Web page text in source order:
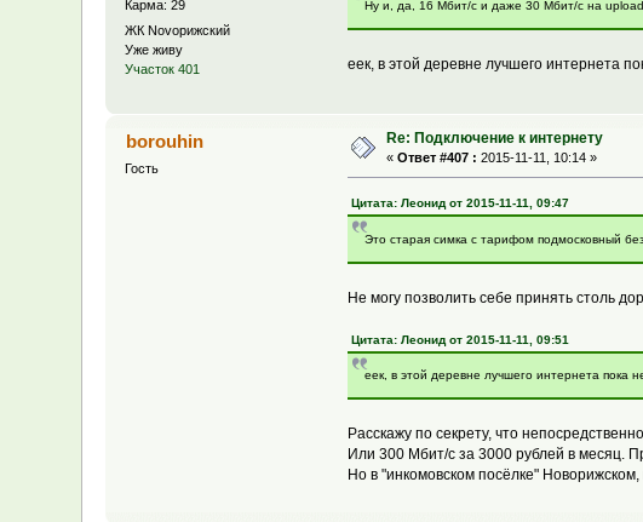
Карма: 29
ЖК Novoрижский
Уже живу
Участок 401
Ну и, да, 16 Мбит/с и даже 30 Мбит/с на
еек, в этой деревне лучшего интернета
borouhin
Гость
Re: Подключение к интернету
«Ответ #407 : 2015-11-11, 10:14 »
Цитата: Леонид от 2015-11-11, 09:47
Это старая симка с тарифом подмосковный
Не могу позволить себе принять столь
Цитата: Леонид от 2015-11-11, 09:51
еек, в этой деревне лучшего интернета пока
Расскажу по секрету, что
Или 300 Мбит/с за 3000 рублей в месяц.
Но в "инкомовском посёлке"